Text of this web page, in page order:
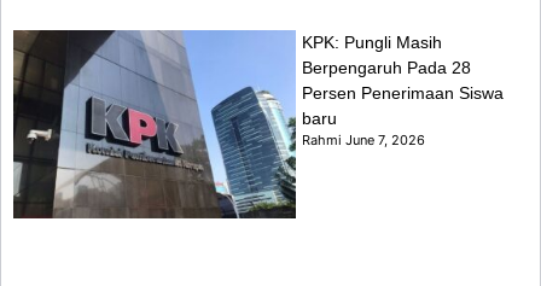
KPK: Pungli Masih
Berpengaruh Pada 28
Persen Penerimaan Siswa
baru
RahmiJune 7, 2026